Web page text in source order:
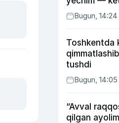
Bugun, 14:24
Toshkentda
tushdi
Bugun, 14:05
“Avval
qilgan